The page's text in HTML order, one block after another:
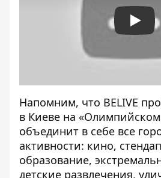
Play
Напомним, что BELIVE
в Киеве на
объединит в себе все
активности: кино,
образование,
детские развлечения,